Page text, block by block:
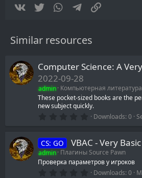
Vkontakte
Twitter WhatsAppTelegram
Similar resources
Computer Science: A
2022-09-28
admin Компьютерная литература
These pocket-sized books are the
new subject quickly.
0
0
s
t
a
r
Downloads 0
CS: GO VBAC - Very
admin Плагины Source Pawn
Проверка параметров у игроков
0 Downloads 0